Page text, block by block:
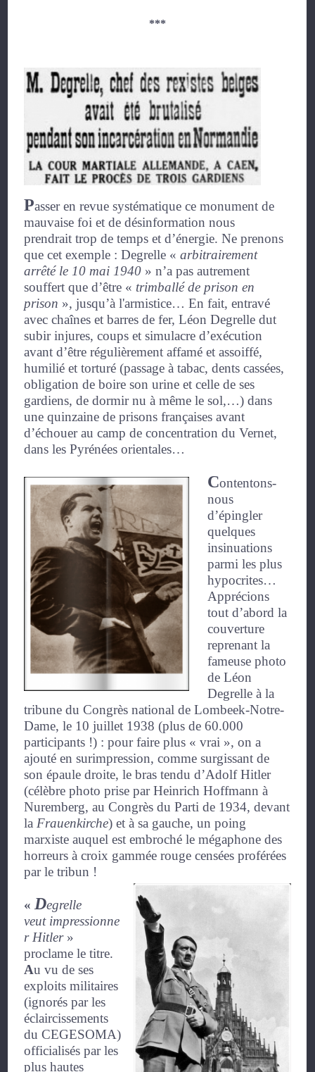
***
Passer en revue systématique ce monument de
mauvaise foi et de désinformation nous
prendrait trop de temps et d’énergie. Ne prenons
que cet exemple : Degrelle « arbitrairement
arrêté le 10 mai 1940 » n’a pas autrement
souffert que d’être « trimballé de prison en
prison », jusqu’à l'armistice… En fait, entravé
avec chaînes et barres de fer, Léon Degrelle dut
subir injures, coups et simulacre d’exécution
avant d’être régulièrement affamé et assoiffé,
humilié et torturé (passage à tabac, dents cassées,
obligation de boire son urine et celle de ses
gardiens, de dormir nu à même le sol,…) dans
une quinzaine de prisons françaises avant
d’échouer au camp de concentration du Vernet,
dans les Pyrénées orientales…
Contentons-
nous
d’épingler
quelques
insinuations
parmi les plus
hypocrites…
Apprécions
tout d’abord la
couverture
reprenant la
fameuse photo
de Léon
Degrelle à la
tribune du Congrès national de Lombeek-Notre-
Dame, le 10 juillet 1938 (plus de 60.000
participants !) : pour faire plus « vrai », on a
ajouté en surimpression, comme surgissant de
son épaule droite, le bras tendu d’Adolf Hitler
(célèbre photo prise par Heinrich Hoffmann à
Nuremberg, au Congrès du Parti de 1934, devant
la Frauenkirche) et à sa gauche, un poing
marxiste auquel est embroché le mégaphone des
horreurs à croix gammée rouge censées proférées
par le tribun !
« Degrelle
veut impressionne
r Hitler »
proclame le titre.
Au vu de ses
exploits militaires
(ignorés par les
éclaircissements
du CEGESOMA)
officialisés par les
plus hautes